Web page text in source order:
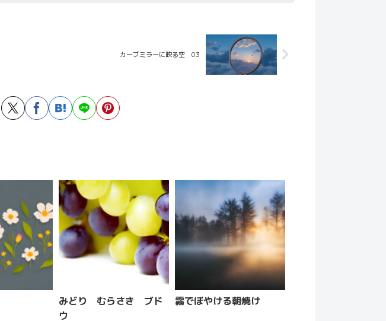
カーブミラーに映る空 03
みどり むらさき ブド
ウ
霧でぼやける朝焼け